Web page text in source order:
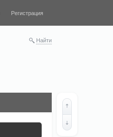
Регистрация
Найти